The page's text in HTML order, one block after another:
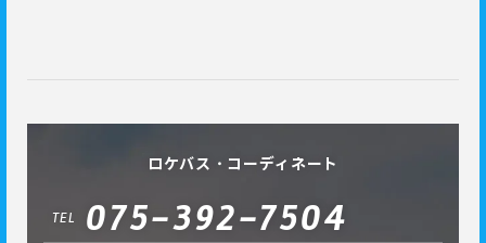
ロケバス・コーディネート
TEL 075-392-7504